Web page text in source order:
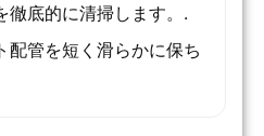
徹底的に清掃します。.
配管を短く滑らかに保ち